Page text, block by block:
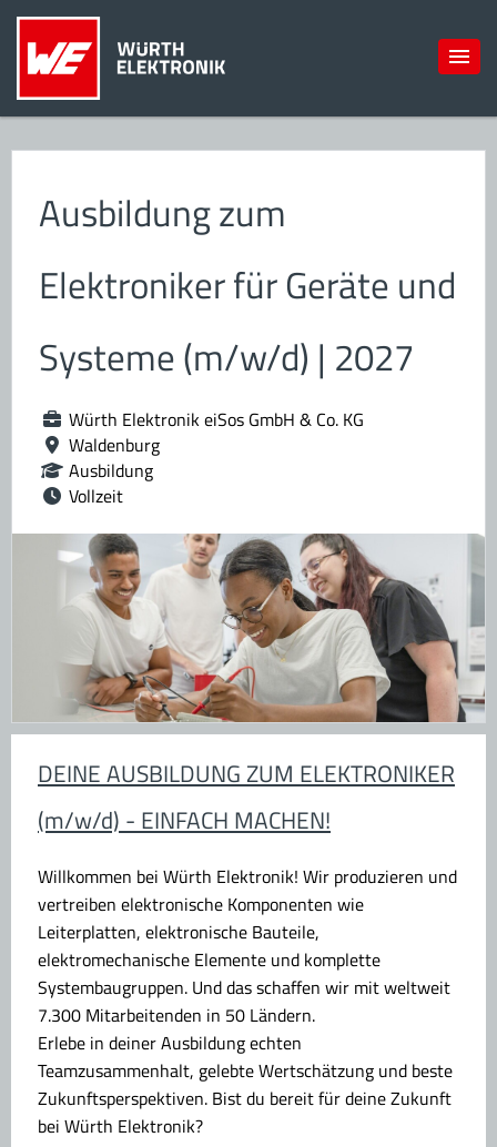
Ausbildung zum
Elektroniker für Geräte und
Systeme (m/w/d) | 2027
Würth Elektronik eiSos GmbH & Co. KG
Waldenburg
Ausbildung
Vollzeit
DEINE AUSBILDUNG ZUM ELEKTRONIKER
(m/w/d) - EINFACH MACHEN!
Willkommen bei Würth Elektronik! Wir produzieren und
vertreiben elektronische Komponenten wie
Leiterplatten, elektronische Bauteile,
elektromechanische Elemente und komplette
Systembaugruppen. Und das schaffen wir mit weltweit
7.300 Mitarbeitenden in 50 Ländern.
Erlebe in deiner Ausbildung echten
Teamzusammenhalt, gelebte Wertschätzung und beste
Zukunftsperspektiven. Bist du bereit für deine Zukunft
bei Würth Elektronik?